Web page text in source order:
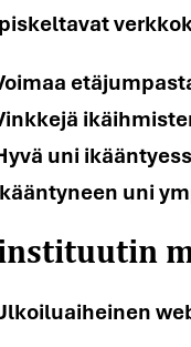
uni
uni